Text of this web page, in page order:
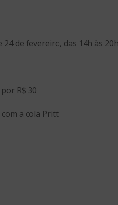
24 de fevereiro, das 14h às
R$ 30
a cola Pritt